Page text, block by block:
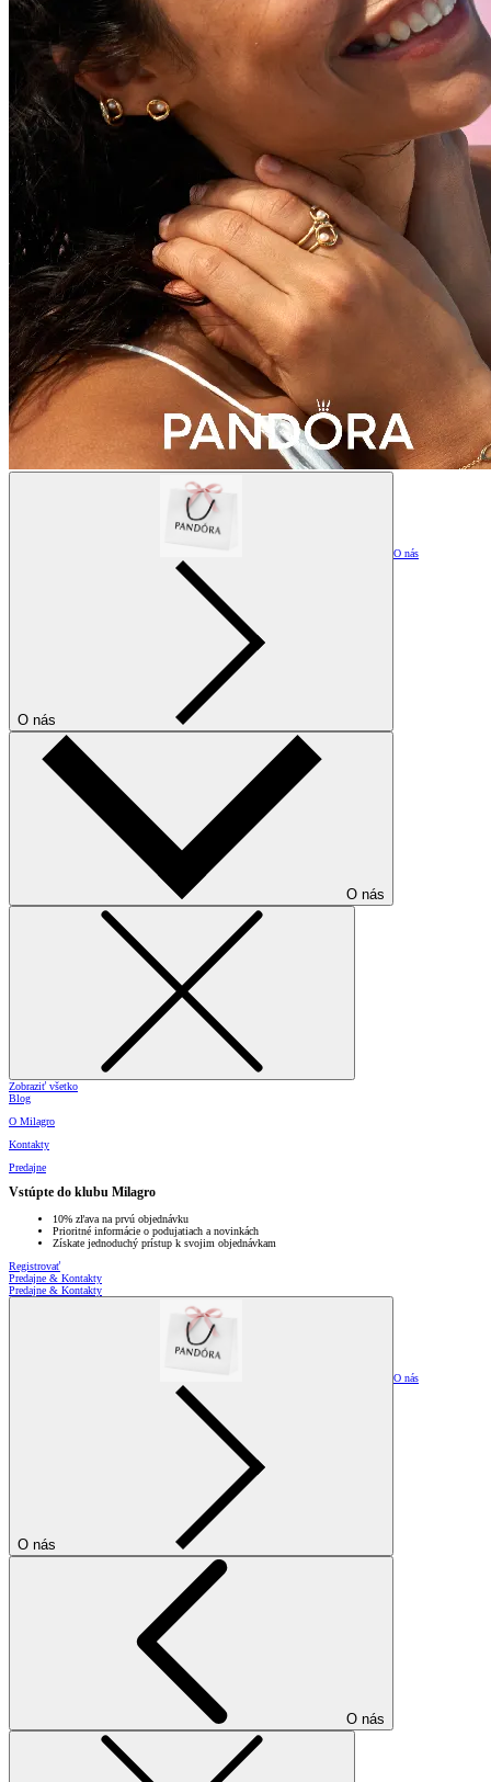
O nás
O nás
O nás
Zobraziť všetko
Blog
O Milagro
Kontakty
Predajne
Vstúpte do klubu Milagro
10% zľava na prvú objednávku
Prioritné informácie o podujatiach a novinkách
Získate jednoduchý prístup k svojim objednávkam
Registrovať
Predajne & Kontakty
Predajne & Kontakty
O nás
O nás
O nás